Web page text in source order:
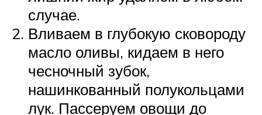
случае.
Вливаем в глубокую сковороду
масло оливы, кидаем в него
чесночный зубок,
нашинкованный полукольцами
лук. Пассеруем овощи до